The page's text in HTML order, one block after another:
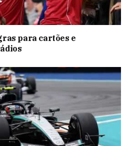
para cartões e